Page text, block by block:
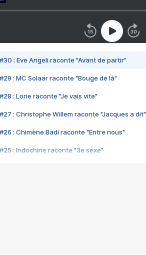
#30 : Eve Angeli raconte "Avant de partir"
#29 : MC Solaar raconte "Bouge de là"
#28 : Lorie raconte "Je vais vite"
#27 : Christophe Willem raconte "Jacques a dit"
#26 : Chimène Badi raconte "Entre nous"
#25 : Indochine raconte "3e sexe"